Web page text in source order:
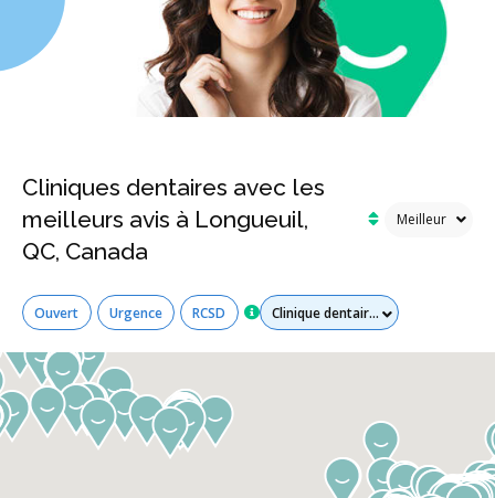
Cliniques dentaires avec les
meilleurs avis à Longueuil,
QC, Canada
Ouvert Urgence RCSD Tous les services